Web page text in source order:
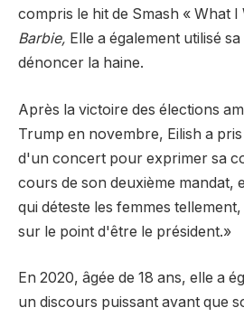
compris le hit de Smash « What I
Barbie, Elle a également utilisé
dénoncer la haine.
Après la victoire des élections
Trump en novembre, Eilish a
d'un concert pour exprimer sa
cours de son deuxième mandat,
qui déteste les femmes
sur le point d'être le président.»
En 2020, âgée de 18 ans, elle a
un discours puissant avant que